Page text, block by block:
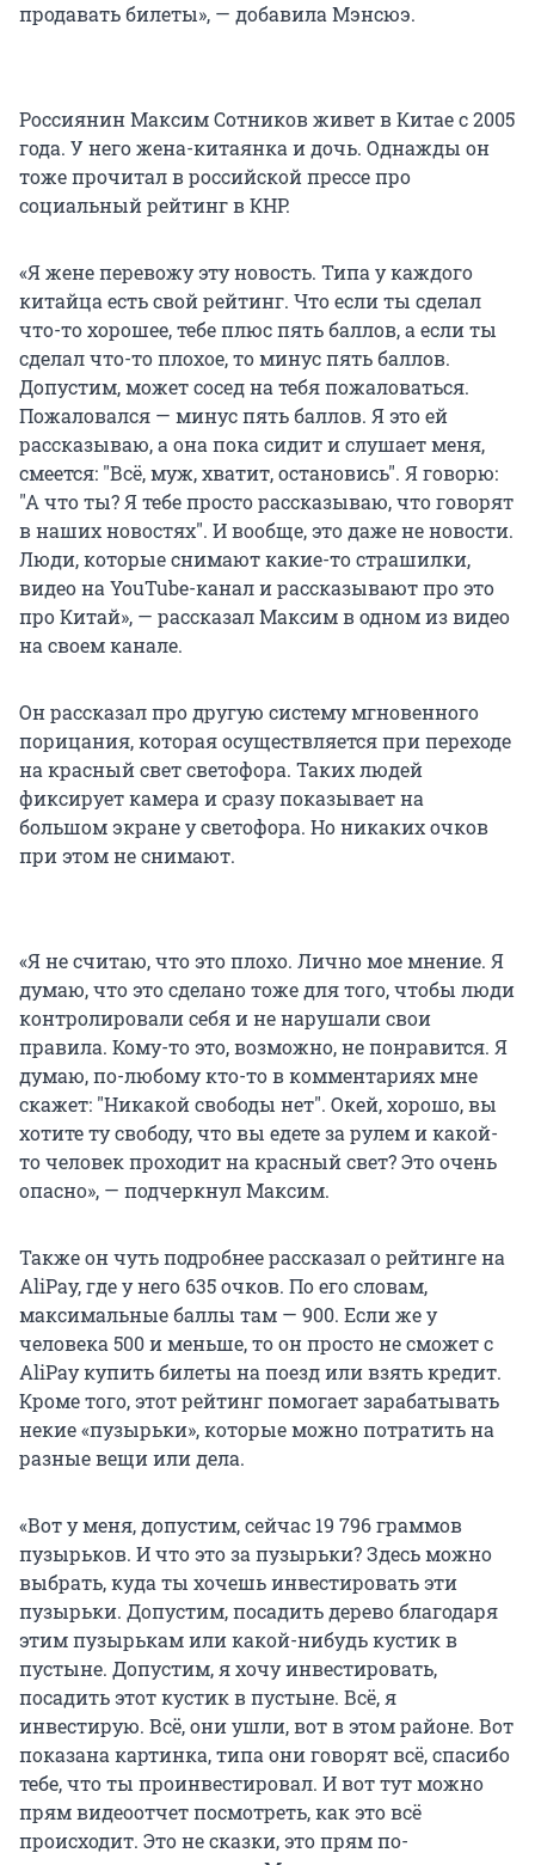
продавать билеты», — добавила Мэнсюэ.
Россиянин Максим Сотников живет в Китае с 2005
года. У него жена-китаянка и дочь. Однажды он
тоже прочитал в российской прессе про
социальный рейтинг в КНР.
«Я жене перевожу эту новость. Типа у каждого
китайца есть свой рейтинг. Что если ты сделал
что-то хорошее, тебе плюс пять баллов, а если ты
сделал что-то плохое, то минус пять баллов.
Допустим, может сосед на тебя пожаловаться.
Пожаловался — минус пять баллов. Я это ей
рассказываю, а она пока сидит и слушает меня,
смеется: "Всё, муж, хватит, остановись". Я говорю:
"А что ты? Я тебе просто рассказываю, что говорят
в наших новостях". И вообще, это даже не новости.
Люди, которые снимают какие-то страшилки,
видео на YouTube-канал и рассказывают про это
про Китай», — рассказал Максим в одном из видео
на своем канале.
Он рассказал про другую систему мгновенного
порицания, которая осуществляется при переходе
на красный свет светофора. Таких людей
фиксирует камера и сразу показывает на
большом экране у светофора. Но никаких очков
при этом не снимают.
«Я не считаю, что это плохо. Лично мое мнение. Я
думаю, что это сделано тоже для того, чтобы люди
контролировали себя и не нарушали свои
правила. Кому-то это, возможно, не понравится. Я
думаю, по-любому кто-то в комментариях мне
скажет: "Никакой свободы нет". Окей, хорошо, вы
хотите ту свободу, что вы едете за рулем и какой-
то человек проходит на красный свет? Это очень
опасно», — подчеркнул Максим.
Также он чуть подробнее рассказал о рейтинге на
AliPay, где у него 635 очков. По его словам,
максимальные баллы там — 900. Если же у
человека 500 и меньше, то он просто не сможет с
AliPay купить билеты на поезд или взять кредит.
Кроме того, этот рейтинг помогает зарабатывать
некие «пузырьки», которые можно потратить на
разные вещи или дела.
«Вот у меня, допустим, сейчас 19 796 граммов
пузырьков. И что это за пузырьки? Здесь можно
выбрать, куда ты хочешь инвестировать эти
пузырьки. Допустим, посадить дерево благодаря
этим пузырькам или какой-нибудь кустик в
пустыне. Допустим, я хочу инвестировать,
посадить этот кустик в пустыне. Всё, я
инвестирую. Всё, они ушли, вот в этом районе. Вот
показана картинка, типа они говорят всё, спасибо
тебе, что ты проинвестировал. И вот тут можно
прям видеоотчет посмотреть, как это всё
происходит. Это не сказки, это прям по-